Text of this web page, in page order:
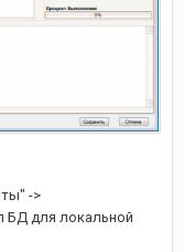
->
БД для локальной